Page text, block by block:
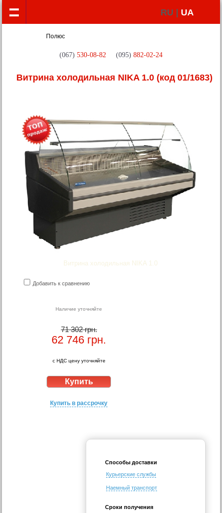
RU | UA
(067) 530-08-82 (095) 882-02-24
Витрина холодильная NIKA 1.0 (код 01/1683)
Витрина холодильная NIKA 1.0
Добавить к сравнению
Наличие уточняйте
71 302 грн.
62 746 грн.
с НДС цену уточняйте
Купить в рассрочку
Способы доставки
Курьерские службы
Наемный транспорт
Сроки получения